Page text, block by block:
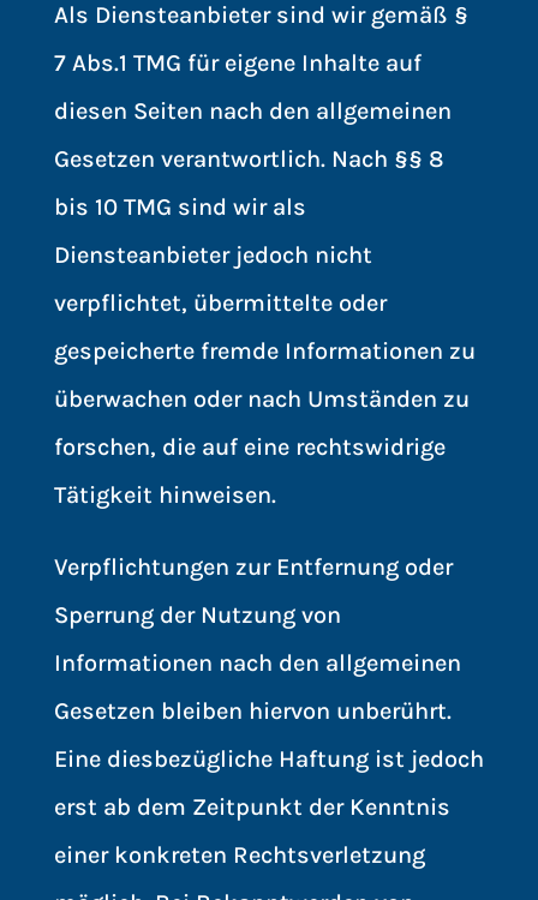
Als Diensteanbieter sind wir gemäß §
7 Abs.1 TMG für eigene Inhalte auf
diesen Seiten nach den allgemeinen
Gesetzen verantwortlich. Nach §§ 8
bis 10 TMG sind wir als
Diensteanbieter jedoch nicht
verpflichtet, übermittelte oder
gespeicherte fremde Informationen zu
überwachen oder nach Umständen zu
forschen, die auf eine rechtswidrige
Tätigkeit hinweisen.
Verpflichtungen zur Entfernung oder
Sperrung der Nutzung von
Informationen nach den allgemeinen
Gesetzen bleiben hiervon unberührt.
Eine diesbezügliche Haftung ist jedoch
erst ab dem Zeitpunkt der Kenntnis
einer konkreten Rechtsverletzung